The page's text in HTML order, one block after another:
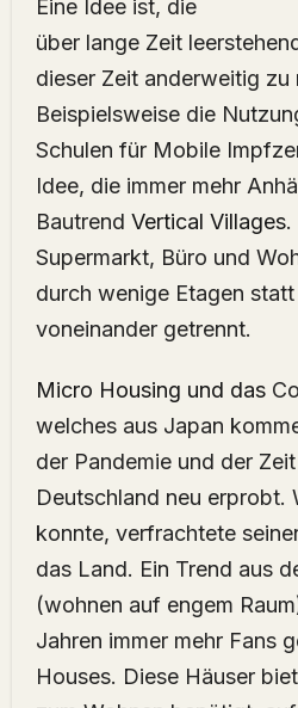
Eine Idee ist, die
über lange Zeit
dieser Zeit anderweitig zu
Beispielsweise die
Schulen für Mobile
Idee, die immer mehr
Bautrend Vertical Villages.
Supermarkt, Büro und
durch wenige Etagen
voneinander getrennt.
Micro Housing und das
welches aus Japan
der Pandemie und der
Deutschland neu erprobt.
konnte, verfrachtete
das Land. Ein Trend aus
(wohnen auf engem
Jahren immer mehr Fans
Houses. Diese Häuser